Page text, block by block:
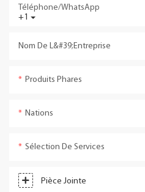
+1
Téléphone/WhatsApp
Nom De L&#39;entreprise
Produits Phares
Nations
Sélection De Services
Pièce Jointe